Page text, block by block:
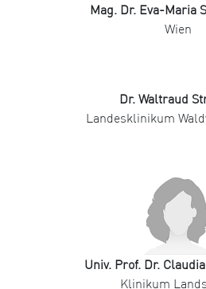
Mag. Dr. Eva-Maria
Wien
Dr. Waltraud
Landesklinikum
Univ. Prof. Dr.
Klinikum